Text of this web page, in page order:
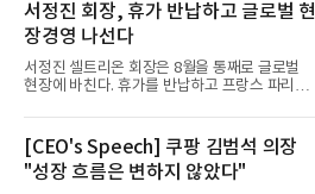
서정진 회장, 휴가 반납하고 글로벌 현
장경영 나선다
서정진 셀트리온 회장은 8월을 통째로 글로벌
현장에 바친다. 휴가를 반납하고 프랑스 파리에
[CEO's Speech] 쿠팡 김범석 의장
"성장 흐름은 변하지 않았다"